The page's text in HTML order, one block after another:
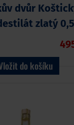
dvůr
zlatý
do košíku